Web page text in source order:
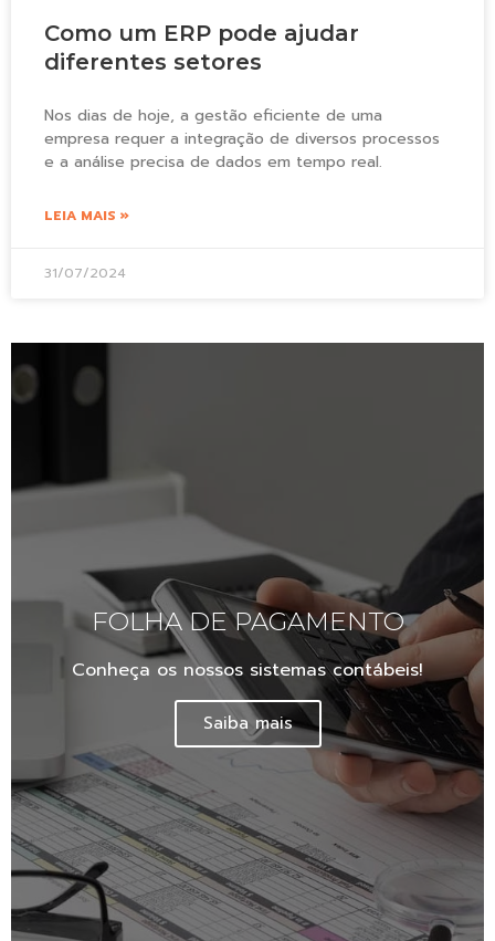
Como um ERP pode ajudar
diferentes setores
Nos dias de hoje, a gestão eficiente de uma
empresa requer a integração de diversos processos
e a análise precisa de dados em tempo real.
LEIA MAIS »
31/07/2024
FOLHA DE PAGAMENTO
Conheça os nossos sistemas contábeis!
Saiba mais